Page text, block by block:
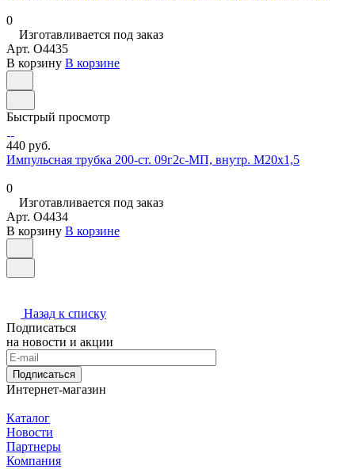
0
Изготавливается под заказ
Арт. O4435
В корзину В корзине
Быстрый просмотр
440 руб.
Импульсная трубка 200-ст. 09г2с-МП, внутр. М20х1,5
0
Изготавливается под заказ
Арт. O4434
В корзину В корзине
Назад к списку
Подписаться
на новости и акции
Подписаться
Интернет-магазин
Каталог
Новости
Партнеры
Компания